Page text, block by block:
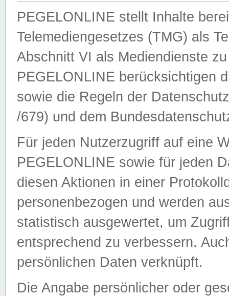
PEGELONLINE stellt Inhalte
Telemediengesetzes (TMG) als
Abschnitt VI als Mediendienste
PEGELONLINE berücksichtigen
sowie die Regeln der
/679) und dem
Für jeden Nutzerzugriff auf eine
PEGELONLINE sowie für jeden
diesen Aktionen in einer
personenbezogen und werden
statistisch ausgewertet, um
entsprechend zu verbessern.
persönlichen Daten verknüpft.
Die Angabe persönlicher oder